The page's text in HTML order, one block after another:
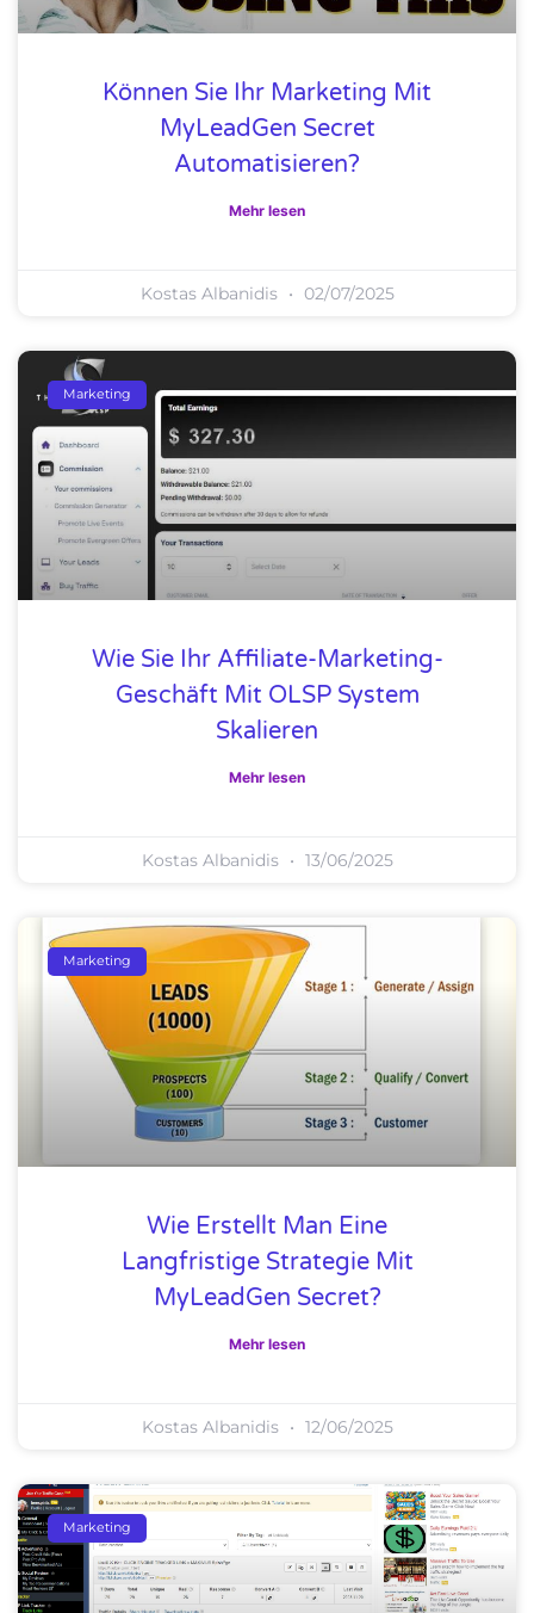
Können Sie Ihr Marketing Mit
MyLeadGen Secret
Automatisieren?
Mehr lesen
Kostas Albanidis 02/07/2025
Marketing
Wie Sie Ihr Affiliate-Marketing-
Geschäft Mit OLSP System
Skalieren
Mehr lesen
Kostas Albanidis 13/06/2025
Marketing
Wie Erstellt Man Eine
Langfristige Strategie Mit
MyLeadGen Secret?
Mehr lesen
Kostas Albanidis 12/06/2025
Marketing